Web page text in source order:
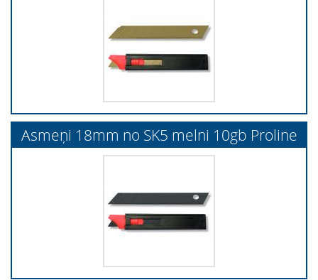
Asmeņi 18mm no SK5 melni 10gb Proline